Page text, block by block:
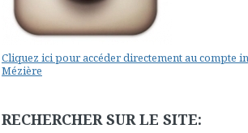
Cliquez ici pour accéder directement au compte
Mézière
RECHERCHER SUR LE SITE: